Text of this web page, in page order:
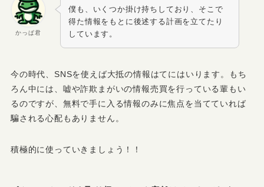
かっぱ君
僕も、いくつか掛け持ちしており、そこで
得た情報をもとに後述する計画を立てたり
しています。
今の時代、SNSを使えば大抵の情報はてにはいります。もち
ろん中には、嘘や詐欺まがいの情報売買を行っている輩もい
るのですが、 無料で手に入る情報のみに焦点を当てていれば
騙される心配もありません。
積極的に使っていきましょう！！